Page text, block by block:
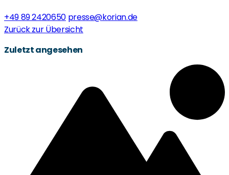
+49 89 2420650 presse@korian.de
Zurück zur Übersicht
Zuletzt angesehen